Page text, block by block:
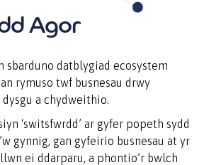
Agor
sbarduno datblygiad ecosystem
rymuso twf busnesau drwy
a chydweithio.
‘switsfwrdd’ ar gyfer popeth sydd
gynnig, gan gyfeirio busnesau at yr
ei ddarparu, a phontio’r bwlch